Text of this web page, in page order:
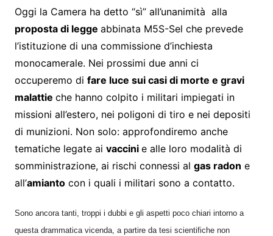
Oggi la Camera ha detto “sì” all’unanimità alla
proposta di legge abbinata M5S-Sel che prevede
l’istituzione di una commissione d’inchiesta
monocamerale. Nei prossimi due anni ci
occuperemo di fare luce sui casi di morte e gravi
malattie che hanno colpito i militari impiegati in
missioni all’estero, nei poligoni di tiro e nei depositi
di munizioni. Non solo: approfondiremo anche
tematiche legate ai vaccini e alle loro modalità di
somministrazione, ai rischi connessi al gas radon e
all’amiantocon i quali i militari sono a contatto.
Sono ancora tanti, troppi i dubbi e gli aspetti poco chiari intorno a
questa drammatica vicenda, a partire datesi scientifiche non